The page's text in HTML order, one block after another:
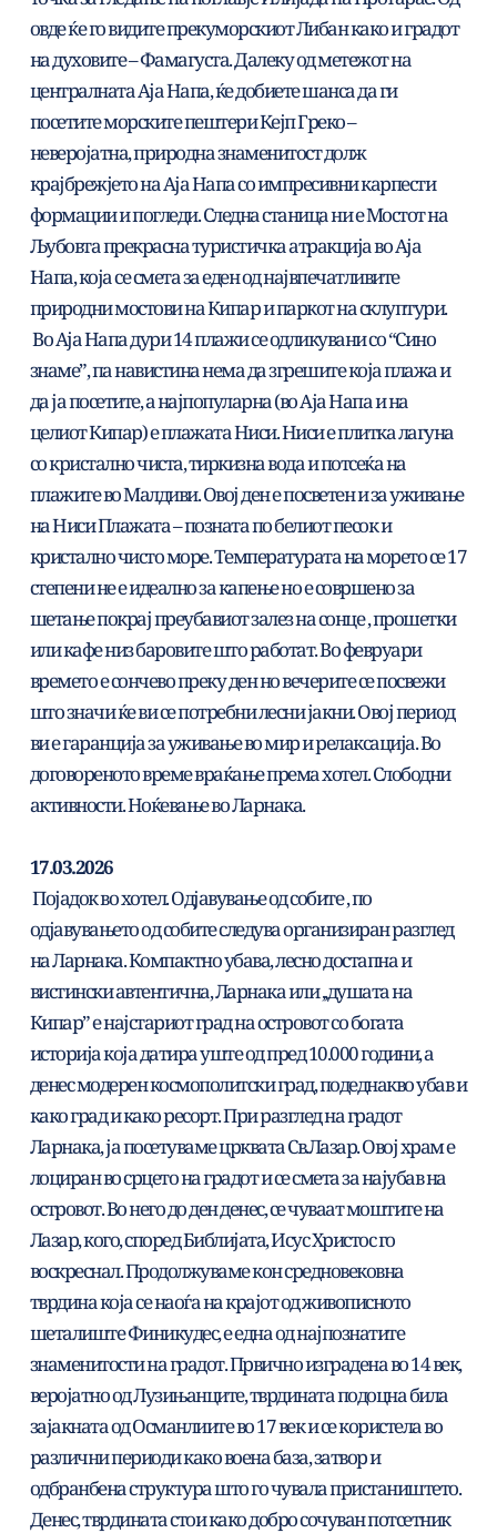
овде ќе го видите прекуморскиот Либан како и градот
на духовите – Фамагуста. Далеку од метежот на
централната Аја Напа, ќе добиете шанса да ги
посетите морските пештери Кејп Греко –
неверојатна, природна знаменитост долж
крајбрежјето на Аја Напа со импресивни карпести
формации и погледи. Следна станица ни е Мостот на
Љубовта прекрасна туристичка атракција во Аја
Напа, која се смета за еден од највпечатливите
природни мостови на Кипар и паркот на склуптури.
Во Аја Напа дури 14 плажи се одликувани со “Сино
знаме”, па навистина нема да згрешите која плажа и
да ја посетите, а најпопуларна (во Аја Напа и на
целиот Кипар) е плажата Ниси. Ниси е плитка лагуна
со кристално чиста, тиркизна вода и потсеќа на
плажите во Малдиви. Овој ден е посветен и за уживање
на Ниси Плажата – позната по белиот песок и
кристално чисто море. Температурата на морето се 17
степени не е идеално за капење но е совршено за
шетање покрај преубавиот залез на сонце , прошетки
или кафе низ баровите што работат. Во февруари
времето е сончево преку ден но вечерите се посвежи
што значи ќе ви се потребни лесни јакни. Овој период
ви е гаранција за уживање во мир и релаксација. Во
договореното време враќање према хотел. Слободни
активности. Ноќевање во Ларнака.
17.03.2026
Појадок во хотел. Одјавување од собите , по
одјавувањето од собите следува организиран разглед
на Ларнака. Компактно убава, лесно достапна и
вистински автентична, Ларнака или ,,душата на
Кипар” е најстариот град на островот со богата
историја која датира уште од пред 10.000 години, а
денес модерен космополитски град, подеднакво убав и
како град и како ресорт. При разглед на градот
Ларнака, ја посетуваме црквата Св.Лазар. Овој храм е
лоциран во срцето на градот и се смета за најубав на
островот. Во него до ден денес, се чуваат моштите на
Лазар, кого, според Библијата, Исус Христос го
воскреснал. Продолжуваме кон средновековна
тврдина која се наоѓа на крајот од живописното
шеталиште Финикудес, е една од најпознатите
знаменитости на градот. Првично изградена во 14 век,
веројатно од Лузињанците, тврдината подоцна била
зајакната од Османлиите во 17 век и се користела во
различни периоди како воена база, затвор и
одбранбена структура што го чувала пристаништето.
Денес, тврдината стои како добро сочуван потсетник